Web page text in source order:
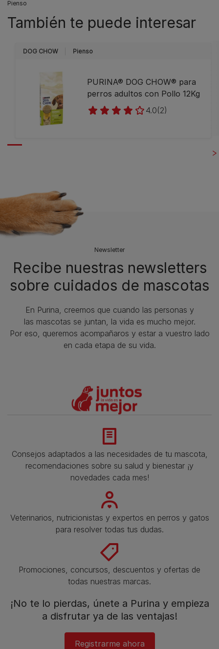
Pienso
También te puede interesar
DOG CHOW Pienso
PURINA® DOG CHOW® para
perros adultos con Pollo 12Kg
4.0(2)
Newsletter
Recibe nuestras newsletters
sobre cuidados de mascotas​
En Purina, creemos que cuando las personas y
las mascotas se juntan, la vida es mucho mejor.
Por eso, queremos acompañaros y estar a vuestro lado
en cada etapa de su vida.​
Consejos adaptados a las necesidades de tu mascota,
recomendaciones sobre su salud y bienestar ¡y
novedades cada mes!
Veterinarios, nutricionistas y expertos en perros y gatos
para resolver todas tus dudas.​
Promociones, concursos, descuentos y ofertas de
todas nuestras marcas.​
¡No te lo pierdas, únete a Purina y empieza
a disfrutar ya de las ventajas!​
Registrarme ahora